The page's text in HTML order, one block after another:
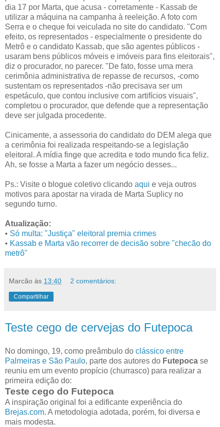
dia 17 por Marta, que acusa - corretamente - Kassab de
utilizar a máquina na campanha à reeleição. A foto com
Serra e o cheque foi veiculada no site do candidato. "Com
efeito, os representados - especialmente o presidente do
Metrô e o candidato Kassab, que são agentes públicos -
usaram bens públicos móveis e imóveis para fins eleitorais",
diz o procurador, no parecer. "De fato, fosse uma mera
cerimônia administrativa de repasse de recursos, -como
sustentam os representados -não precisava ser um
espetáculo, que contou inclusive com artifícios visuais",
completou o procurador, que defende que a representação
deve ser julgada procedente.
Cinicamente, a assessoria do candidato do DEM alega que
a cerimônia foi realizada respeitando-se a legislação
eleitoral. A mídia finge que acredita e todo mundo fica feliz.
Ah, se fosse a Marta a fazer um negócio desses...
Ps.: Visite o blogue coletivo clicando aqui e veja outros
motivos para apostar na virada de Marta Suplicy no
segundo turno.
Atualização:
• Só multa: "Justiça" eleitoral premia crimes
• Kassab e Marta vão recorrer de decisão sobre "checão do
metrô"
Marcão às 13:40 2 comentários:
Compartilhar
Teste cego de cervejas do Futepoca
No domingo, 19, como preâmbulo do clássico entre
Palmeiras e São Paulo, parte dos autores do Futepoca se
reuniu em um evento propício (churrasco) para realizar a
primeira edição do:
Teste cego do Futepoca
A inspiração original foi a edificante experiência do
Brejas.com. A metodologia adotada, porém, foi diversa e
mais modesta.